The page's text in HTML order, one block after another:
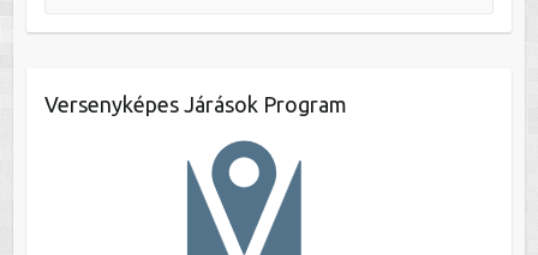
Versenyképes Járások Program